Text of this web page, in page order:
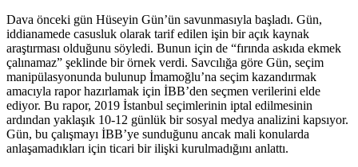
Dava önceki gün Hüseyin Gün’ün savunmasıyla başladı. Gün,
iddianamede casusluk olarak tarif edilen işin bir açık kaynak
araştırması olduğunu söyledi. Bunun için de “fırında askıda ekmek
çalınamaz” şeklinde bir örnek verdi. Savcılığa göre Gün, seçim
manipülasyonunda bulunup İmamoğlu’na seçim kazandırmak
amacıyla rapor hazırlamak için İBB’den seçmen verilerini elde
ediyor. Bu rapor, 2019 İstanbul seçimlerinin iptal edilmesinin
ardından yaklaşık 10-12 günlük bir sosyal medya analizini kapsıyor.
Gün, bu çalışmayı İBB’ye sunduğunu ancak mali konularda
anlaşamadıkları için ticari bir ilişki kurulmadığını anlattı.